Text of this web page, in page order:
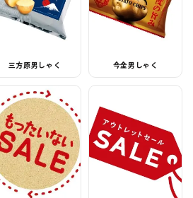
三方原男しゃく 今金男しゃく